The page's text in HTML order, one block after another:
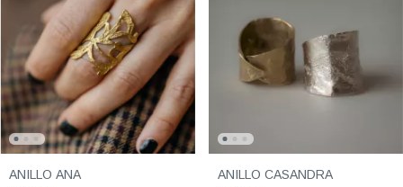
ANILLO ANA ANILLO CASANDRA